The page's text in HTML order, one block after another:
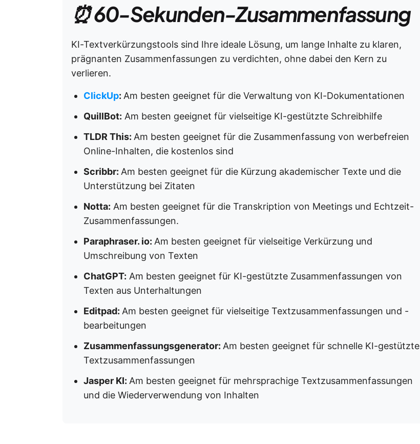
⏰ 60-Sekunden-Zusammenfassung
KI-Textverkürzungstools sind Ihre ideale Lösung, um lange Inhalte zu klaren,
prägnanten Zusammenfassungen zu verdichten, ohne dabei den Kern zu
verlieren.
ClickUp: Am besten geeignet für die Verwaltung von KI-Dokumentationen
QuillBot: Am besten geeignet für vielseitige KI-gestützte Schreibhilfe
TLDR This: Am besten geeignet für die Zusammenfassung von werbefreien
Online-Inhalten, die kostenlos sind
Scribbr: Am besten geeignet für die Kürzung akademischer Texte und die
Unterstützung bei Zitaten
Notta: Am besten geeignet für die Transkription von Meetings und Echtzeit-
Zusammenfassungen.
Paraphraser. io: Am besten geeignet für vielseitige Verkürzung und
Umschreibung von Texten
ChatGPT: Am besten geeignet für KI-gestützte Zusammenfassungen von
Texten aus Unterhaltungen
Editpad: Am besten geeignet für vielseitige Textzusammenfassungen und -
bearbeitungen
Zusammenfassungsgenerator: Am besten geeignet für schnelle KI-gestützte
Textzusammenfassungen
Jasper KI: Am besten geeignet für mehrsprachige Textzusammenfassungen
und die Wiederverwendung von Inhalten